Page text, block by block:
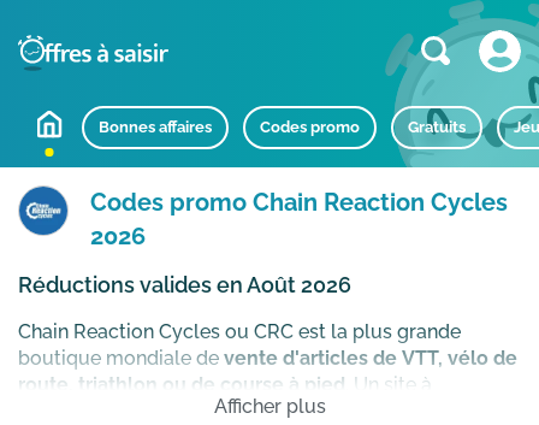
Bonnes affaires Codes promo Gratuits
Codes promo Chain Reaction Cycles
2026
Réductions valides en Août 2026
Chain Reaction Cycles ou CRC est la plus grande
boutique mondiale de vente d'articles de VTT, vélo de
route, triathlon ou de course à pied . Un site à
connaitre pour tous les passionnés de cyclisme qui
Afficher plus